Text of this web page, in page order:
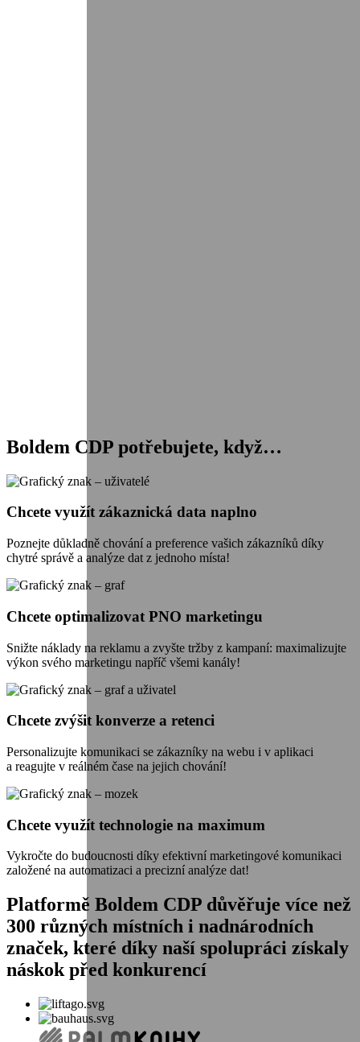
Boldem CDP potřebujete, když…
Chcete využít zákaznická data naplno
Poznejte důkladně chování a preference vašich zákazníků díky
chytré správě a analýze dat z jednoho místa!
Chcete optimalizovat PNO marketingu
Snižte náklady na reklamu a zvyšte tržby z kampaní: maximalizujte
výkon svého marketingu napříč všemi kanály!
Chcete zvýšit konverze a retenci
Personalizujte komunikaci se zákazníky na webu i v aplikaci
a reagujte v reálném čase na jejich chování!
Chcete využít technologie na maximum
Vykročte do budoucnosti díky efektivní marketingové komunikaci
založené na automatizaci a precizní analýze dat!
Platformě Boldem CDP důvěřuje více než
300 různých místních i nadnárodních
značek, které díky naší spolupráci získaly
náskok před konkurencí